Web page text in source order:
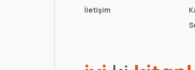
İletişim